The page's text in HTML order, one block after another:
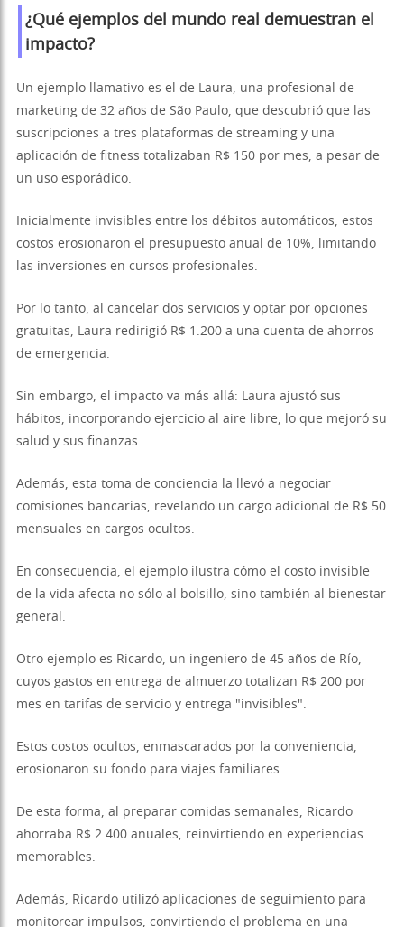
¿Qué ejemplos del mundo real demuestran el
impacto?
Un ejemplo llamativo es el de Laura, una profesional de
marketing de 32 años de São Paulo, que descubrió que las
suscripciones a tres plataformas de streaming y una
aplicación de fitness totalizaban R$ 150 por mes, a pesar de
un uso esporádico.
Inicialmente invisibles entre los débitos automáticos, estos
costos erosionaron el presupuesto anual de 10%, limitando
las inversiones en cursos profesionales.
Por lo tanto, al cancelar dos servicios y optar por opciones
gratuitas, Laura redirigió R$ 1.200 a una cuenta de ahorros
de emergencia.
Sin embargo, el impacto va más allá: Laura ajustó sus
hábitos, incorporando ejercicio al aire libre, lo que mejoró su
salud y sus finanzas.
Además, esta toma de conciencia la llevó a negociar
comisiones bancarias, revelando un cargo adicional de R$ 50
mensuales en cargos ocultos.
En consecuencia, el ejemplo ilustra cómo el costo invisible
de la vida afecta no sólo al bolsillo, sino también al bienestar
general.
Otro ejemplo es Ricardo, un ingeniero de 45 años de Río,
cuyos gastos en entrega de almuerzo totalizan R$ 200 por
mes en tarifas de servicio y entrega "invisibles".
Estos costos ocultos, enmascarados por la conveniencia,
erosionaron su fondo para viajes familiares.
De esta forma, al preparar comidas semanales, Ricardo
ahorraba R$ 2.400 anuales, reinvirtiendo en experiencias
memorables.
Además, Ricardo utilizó aplicaciones de seguimiento para
monitorear impulsos, convirtiendo el problema en una